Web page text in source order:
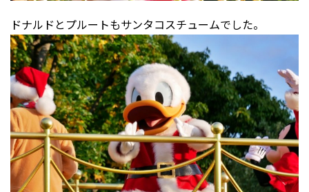
ドナルドとプルートもサンタコスチュームでした。